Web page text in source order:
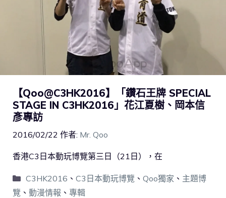
【Qoo@C3HK2016】「鑽石王牌 SPECIAL
STAGE IN C3HK2016」花江夏樹、岡本信
彥專訪
2016/02/22 作者: Mr. Qoo
香港C3日本動玩博覽第三日（21日），在
C3HK2016 、 C3日本動玩博覽 、 Qoo獨家 、 主題博
覽 、 動漫情報 、 專輯